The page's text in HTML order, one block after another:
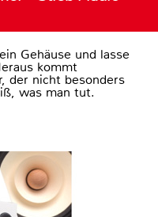
Gehäuse und lasse
kommt
der nicht besonders
was man tut.